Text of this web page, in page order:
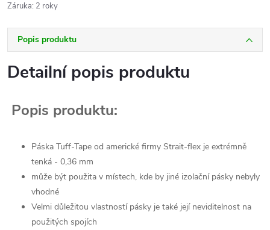
Záruka: 2 roky
Popis produktu
Detailní popis produktu
Popis produktu:
Páska Tuff-Tape od americké firmy Strait-flex je extrémně
tenká - 0,36 mm
může být použita v místech, kde by jiné izolační pásky nebyly
vhodné
Velmi důležitou vlastností pásky je také její neviditelnost na
použitých spojích